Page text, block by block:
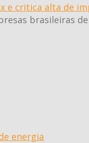
e critica alta de
brasileiras
energia